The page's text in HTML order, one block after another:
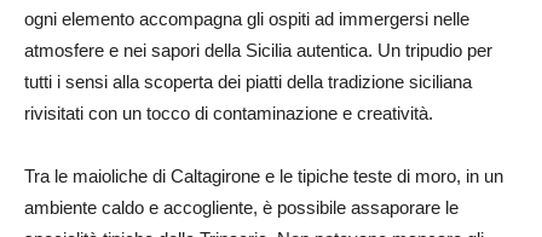
ogni elemento accompagna gli ospiti ad immergersi nelle
atmosfere e nei sapori della Sicilia autentica. Un tripudio per
tutti i sensi alla scoperta dei piatti della tradizione siciliana
rivisitati con un tocco di contaminazione e creatività.
Tra le maioliche di Caltagirone e le tipiche teste di moro, in un
ambiente caldo e accogliente, è possibile assaporare le